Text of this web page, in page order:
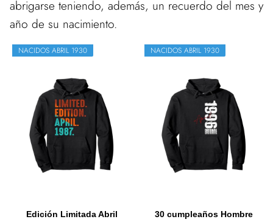
abrigarse teniendo, además, un recuerdo del mes y
año de su nacimiento.
NACIDOS ABRIL 1930
Edición Limitada Abril
NACIDOS ABRIL 1930
30 cumpleaños Hombre